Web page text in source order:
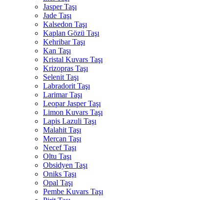
Jasper Taşı
Jade Taşı
Kalsedon Taşı
Kaplan Gözü Taşı
Kehribar Taşı
Kan Taşı
Kristal Kuvars Taşı
Krizopras Taşı
Selenit Taşı
Labradorit Taşı
Larimar Taşı
Leopar Jasper Taşı
Limon Kuvars Taşı
Lapis Lazuli Taşı
Malahit Taşı
Mercan Taşı
Necef Taşı
Oltu Taşı
Obsidyen Taşı
Oniks Taşı
Opal Taşı
Pembe Kuvars Taşı